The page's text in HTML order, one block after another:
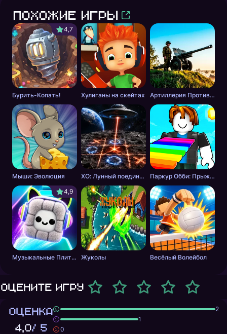
Похожие игры
4,7
Бурить-Копать! Хулиганы на скейтах Артиллерия Против Танков
Мыши: Эволюция ХО: Лунный поединок
Паркур Обби: Прыжок к Победе
4,9
Музыкальные Плитки: Ритм Пушистика Жуколы Весёлый Волейбол
Оцените игру
ОЦЕНКА
4,0/ 5
2
1
0